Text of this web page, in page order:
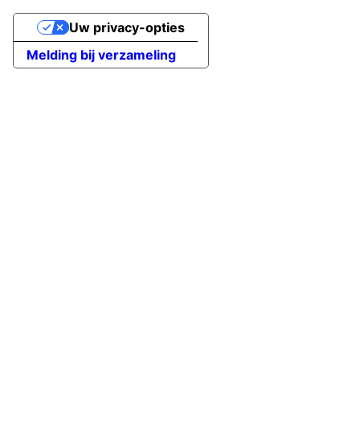
Melding bij verzameling
Uw privacy-opties